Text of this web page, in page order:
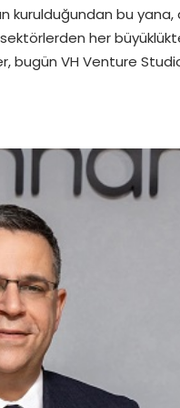
kurulduğundan bu
her
VH Venture